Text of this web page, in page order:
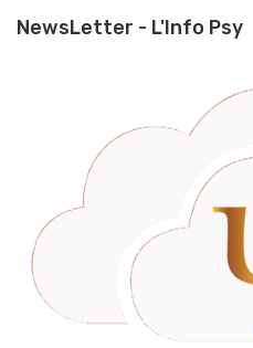
NewsLetter - L'Info Psy